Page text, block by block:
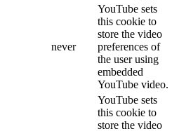
never
YouTube sets
this cookie to
store the video
preferences of
the user using
embedded
YouTube video.
YouTube sets
this cookie to
store the video